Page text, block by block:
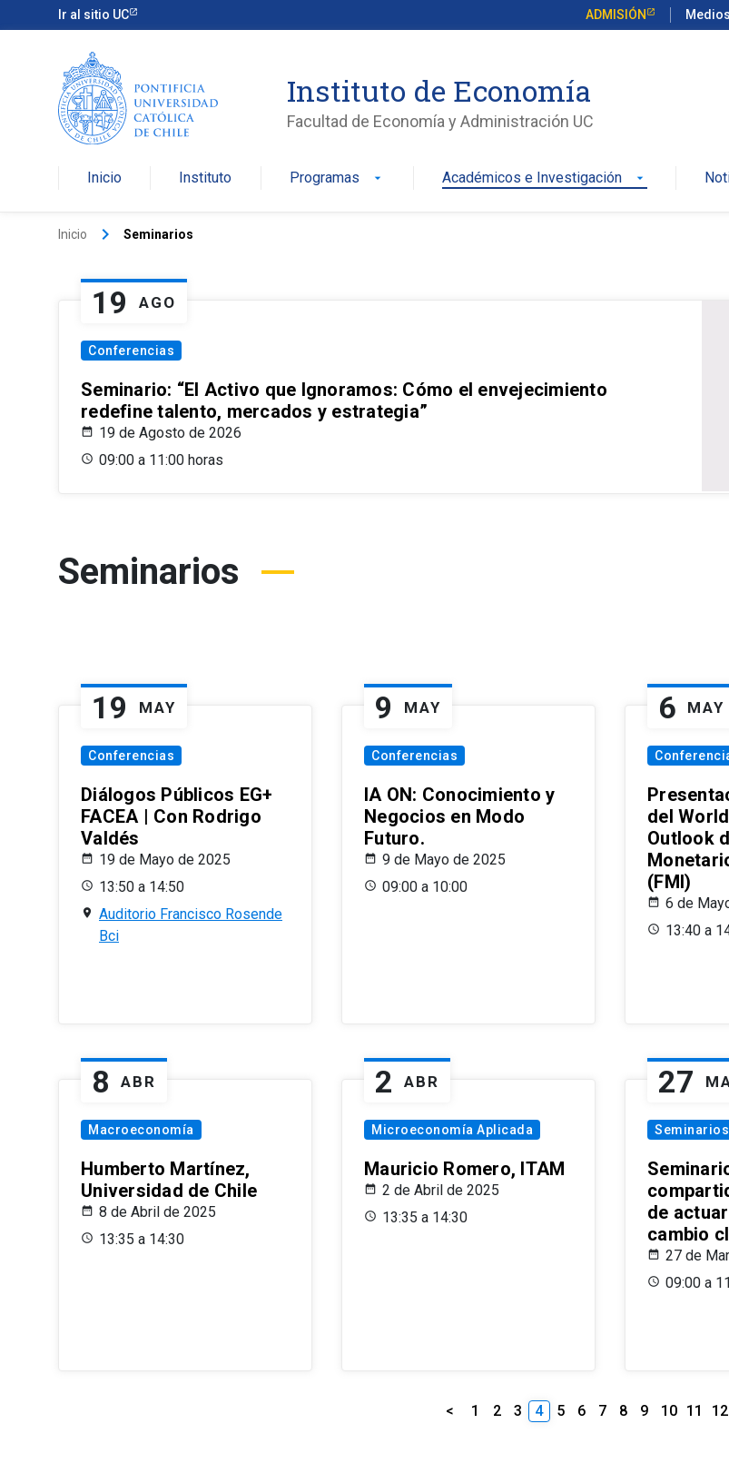
Ir al sitio UC ADMISIÓN Medios
Instituto de Economía
Facultad de Economía y Administración UC
Inicio Instituto Programas arrow_drop_down Académicos e Investigación arrow_drop_down
Inicio keyboard_arrow_right Seminarios
19 AGO
Conferencias
Seminario: “El Activo que Ignoramos: Cómo el envejecimiento
redefine talento, mercados y estrategia”
19 de Agosto de 2026
09:00 a 11:00 horas
Seminarios
19 MAY
Conferencias
Diálogos Públicos EG+
FACEA | Con Rodrigo
Valdés
19 de Mayo de 2025
13:50 a 14:50
Auditorio Francisco Rosende
Bci
9 MAY
Conferencias
IA ON: Conocimiento y
Negocios en Modo
Futuro.
9 de Mayo de 2025
09:00 a 10:00
6 MAY
del
Outlook
(FMI)
6 de
13:40 a
8 ABR
Macroeconomía
Humberto Martínez,
Universidad de Chile
8 de Abril de 2025
13:35 a 14:30
2 ABR
Microeconomía Aplicada
Mauricio Romero, ITAM
2 de Abril de 2025
13:35 a 14:30
27
Seminarios
de
cambio
27 de
09:00 a
< 1 2 3 4 5 6 7 8 9 10 11 12